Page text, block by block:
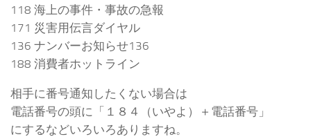
118 海上の事件・事故の急報
171 災害用伝言ダイヤル
136 ナンバーお知らせ136
188 消費者ホットライン
相手に番号通知したくない場合は
電話番号の頭に「１８４（いやよ）＋電話番号」
にするなどいろいろありますね。